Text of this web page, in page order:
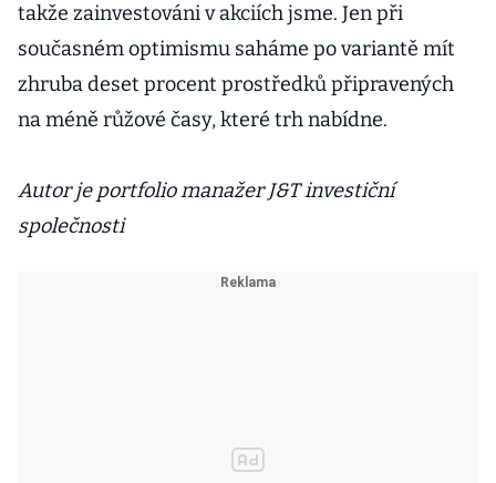
takže zainvestováni v akciích jsme. Jen při
současném optimismu saháme po variantě mít
zhruba deset procent prostředků připravených
na méně růžové časy, které trh nabídne.
Autor je portfolio manažer J&T investiční
společnosti